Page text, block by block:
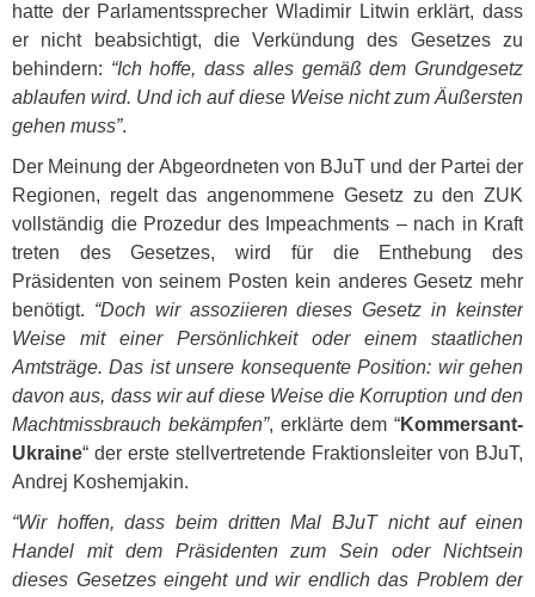
hatte der Parlamentssprecher Wladimir Litwin erklärt, dass
er nicht beabsichtigt, die Verkündung des Gesetzes zu
behindern: “Ich hoffe, dass alles gemäß dem Grundgesetz
ablaufen wird. Und ich auf diese Weise nicht zum Äußersten
gehen muss”.
Der Meinung der Abgeordneten von BJuT und der Partei der
Regionen, regelt das angenommene Gesetz zu den ZUK
vollständig die Prozedur des Impeachments – nach in Kraft
treten des Gesetzes, wird für die Enthebung des
Präsidenten von seinem Posten kein anderes Gesetz mehr
benötigt. “Doch wir assoziieren dieses Gesetz in keinster
Weise mit einer Persönlichkeit oder einem staatlichen
Amtsträge. Das ist unsere konsequente Position: wir gehen
davon aus, dass wir auf diese Weise die Korruption und den
Machtmissbrauch bekämpfen”, erklärte dem “Kommersant-
Ukraine“ der erste stellvertretende Fraktionsleiter von BJuT,
Andrej Koshemjakin.
“Wir hoffen, dass beim dritten Mal BJuT nicht auf einen
Handel mit dem Präsidenten zum Sein oder Nichtsein
dieses Gesetzes eingeht und wir endlich das Problem der